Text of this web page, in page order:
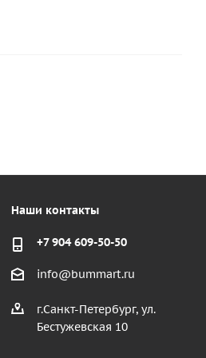
Наши контакты
+7 904 609-50-50
info@bummart.ru
г.Санкт-Петербург, ул.
Бестужевская 10